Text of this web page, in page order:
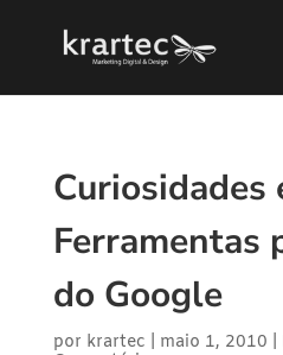
Curiosidades
Ferramentas
do Google
por krartec maio 1, 2010